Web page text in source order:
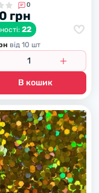
0
грн
22
вiд 10 шт
В кошик